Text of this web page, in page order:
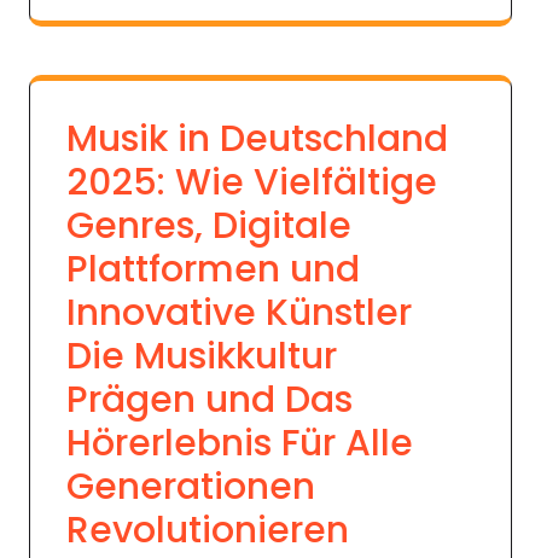
Musik in Deutschland
2025: Wie Vielfältige
Genres, Digitale
Plattformen und
Innovative Künstler
Die Musikkultur
Prägen und Das
Hörerlebnis Für Alle
Generationen
Revolutionieren